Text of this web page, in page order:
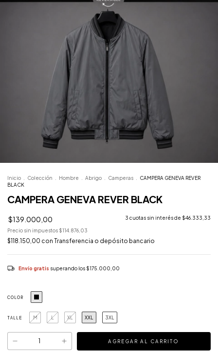
Inicio Colección Hombre Abrigo Camperas
CAMPERA GENEVA REVER
BLACK
CAMPERA GENEVA REVER BLACK
$139.000,00 3 cuotas sin interés de $46.333,33
Precio sin impuestos $114.876,03
$118.150,00 con Transferencia o depósito bancario
Envío gratis superando los $175.000,00
COLOR
TALLE M L XL XXL 3XL